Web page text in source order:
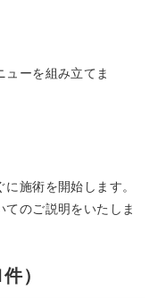
ーを組み立てま
施術を開始します。
のご説明をいたしま
）